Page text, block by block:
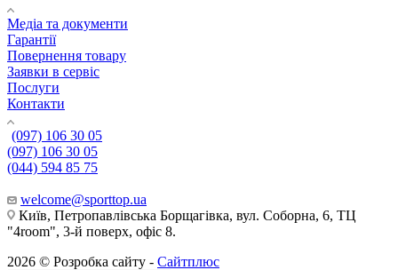
Медіа та документи
Гарантії
Повернення товару
Заявки в сервіс
Послуги
Контакти
(097) 106 30 05
(097) 106 30 05
(044) 594 85 75
welcome@sporttop.ua
Київ, Петропавлівська Борщагівка, вул. Соборна, 6, ТЦ
"4room", 3-й поверх, офіс 8.
2026 © Розробка сайту - Сайтплюс